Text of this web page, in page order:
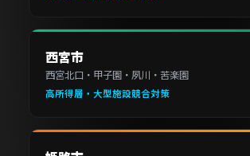
西宮市
西宮北口・甲子園・夙川・苦楽園
高所得層・大型施設競合対策